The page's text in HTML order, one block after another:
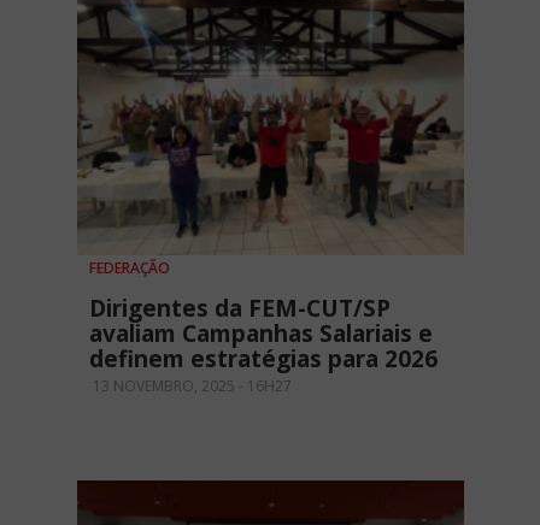
FEDERAÇÃO
Dirigentes da FEM-CUT/SP
avaliam Campanhas Salariais e
definem estratégias para 2026
13 NOVEMBRO, 2025 - 16H27